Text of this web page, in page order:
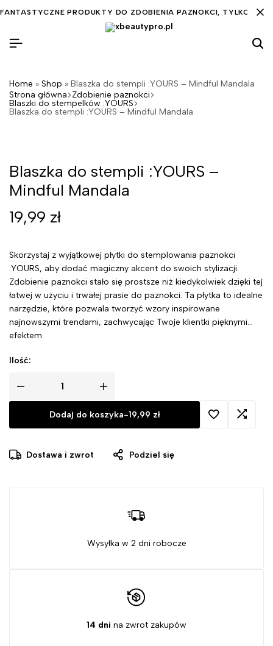
FANTASTYCZNE PRODUKTY DO ZDOBIENIA PAZNOKCI, TYLKO DLA
Home » Shop » Blaszka do stempli :YOURS – Mindful Mandala
Strona główna Zdobienie paznokci
Blaszki do stempelków :YOURS
Blaszka do stempli :YOURS – Mindful Mandala
Blaszka do stempli :YOURS –
Mindful Mandala
19,99 zł
Skorzystaj z wyjątkowej płytki do stemplowania paznokci
:YOURS, aby dodać magiczny akcent do swoich stylizacji.
Zdobienie paznokci stało się prostsze niż kiedykolwiek dzięki tej
łatwej w użyciu i trwałej prasie do paznokci. Ta płytka to idealne
narzędzie, które pozwala tworzyć wzory inspirowane
najnowszymi trendami, zachwycając Twoje klientki pięknymi
efektem.
Ilość:
ilość
do
-
Mandala
Dodaj do koszyka-19,99 zł
Dostawa i zwrot Podziel się
Wysyłka w 2 dni robocze
14 dni na zwrot zakupów